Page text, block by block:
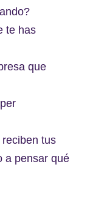
te has
que
tus
a pensar qué